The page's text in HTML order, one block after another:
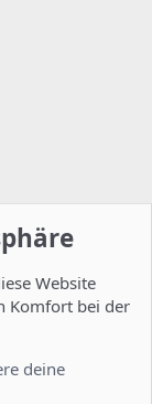
Website
Komfort bei der
deine